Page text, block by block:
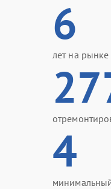
6
лет на рынке
4